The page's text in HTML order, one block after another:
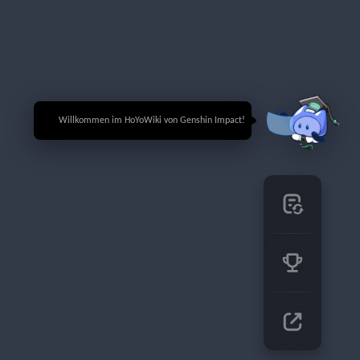
🎉 Willkommen im HoYoWiki von Genshin Impact!